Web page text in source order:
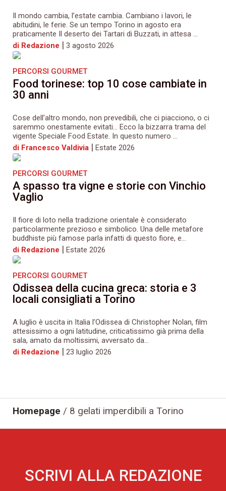
Il mondo cambia, l’estate cambia. Cambiano i lavori, le
abitudini, le ferie. Se un tempo Torino in agosto era
praticamente Il deserto dei Tartari di Buzzati, in attesa ...
di Redazione | 3 agosto 2026
PERCORSI GOURMET
Food torinese: top 10 cose cambiate in
30 anni
Cose dell’altro mondo, non prevedibili, che ci piacciono, o ci
saremmo onestamente evitati… Ecco la bizzarra trama del
vigente Speciale Food Estate. In questo numero ...
di Francesco Valdivia | Estate 2026
PERCORSI GOURMET
A spasso tra vigne e storie con Vinchio
Vaglio
Il fiore di loto nella tradizione orientale è considerato
particolarmente prezioso e simbolico. Una delle metafore
buddhiste più famose parla infatti di questo fiore, e...
di Redazione | Estate 2026
PERCORSI GOURMET
Odissea della cucina greca: storia e 3
locali consigliati a Torino
A luglio è uscita in Italia l’Odissea di Christopher Nolan, film
attesissimo a ogni latitudine, criticatissimo già prima della
sala, amato da moltissimi, avversato da...
di Redazione | 23 luglio 2026
Homepage / 8 gelati imperdibili a Torino
SCRIVI ALLA REDAZIONE